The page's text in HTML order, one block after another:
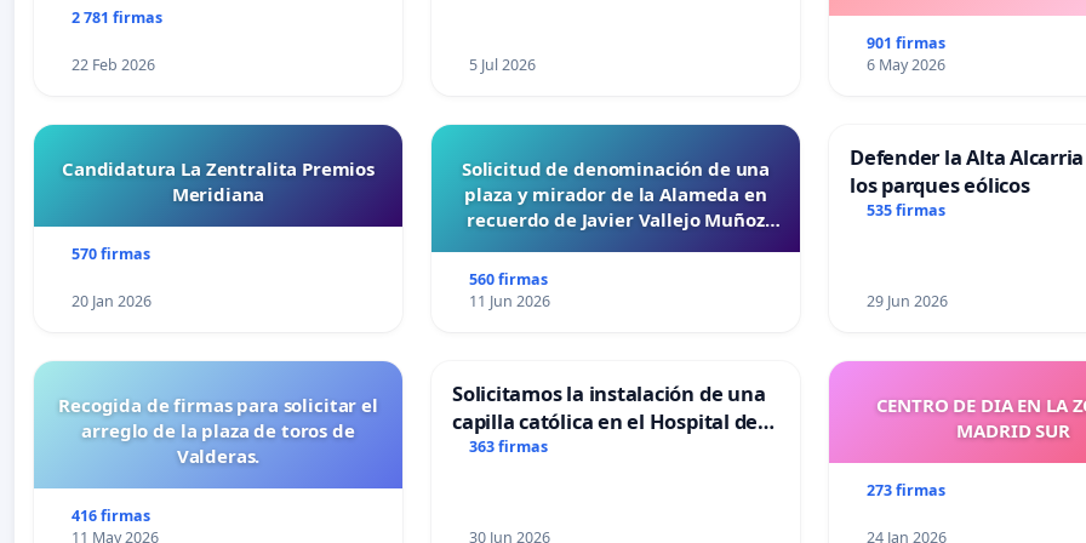
2 781 firmas
22 Feb 2026 5 Jul 2026
901 firmas
6 May 2026
Candidatura La Zentralita Premios
Meridiana
570 firmas
20 Jan 2026
Solicitud de denominación de una
plaza y mirador de la Alameda en
recuerdo de Javier Vallejo Muñoz
560 firmas
11 Jun 2026
Defender la Alta
los parques eólicos
535 firmas
29 Jun 2026
Recogida de firmas para solicitar el
arreglo de la plaza de toros de
Valderas.
416 firmas
11 May 2026
Solicitamos la instalación de una
capilla católica en el Hospital de
Alcañiz
363 firmas
30 Jun 2026
CENTRO DE DIA EN LA
MADRID SUR
273 firmas
24 Jan 2026